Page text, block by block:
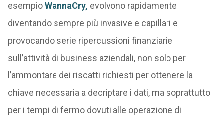
esempioWannaCry, evolvono rapidamente
diventando sempre più invasive e capillari e
provocando serie ripercussioni finanziarie
sull’attività di business aziendali, non solo per
l’ammontare dei riscatti richiesti per ottenere la
chiave necessaria a decriptare i dati, ma soprattutto
per i tempi di fermo dovuti alle operazione di